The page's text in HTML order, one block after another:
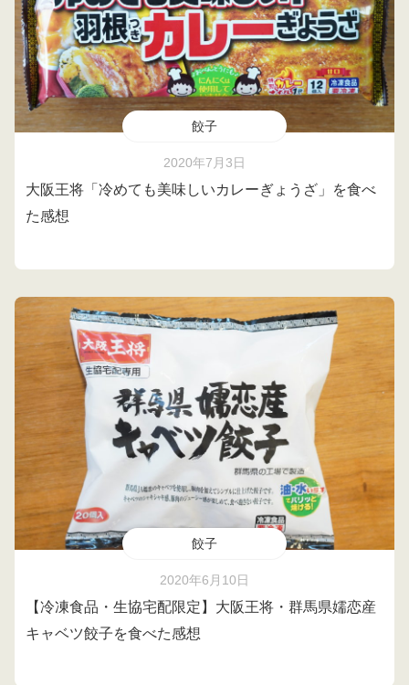
餃子
2020年7月3日
大阪王将「冷めても美味しいカレーぎょうざ」を食べ
た感想
餃子
2020年6月10日
【冷凍食品・生協宅配限定】大阪王将・群馬県嬬恋産
キャベツ餃子を食べた感想